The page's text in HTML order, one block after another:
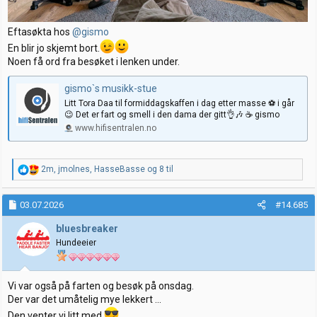
Eftasøkta hos @gismo
En blir jo skjemt bort.
Noen få ord fra besøket i lenken under.
gismo`s musikk-stue
Litt Tora Daa til formiddagskaffen i dag etter masse ⚽️ i går
😉 Det er fart og smell i den dama der gitt👌🎶 ☕️ gismo
www.hifisentralen.no
R
e
a
k
s
j
o
n
r
:
2m, jmolnes, HasseBasse og 8 til
03.07.2026 #14.685
bluesbreaker
Hundeeier
Vi var også på farten og besøk på onsdag.
Der var det umåtelig mye lekkert ...